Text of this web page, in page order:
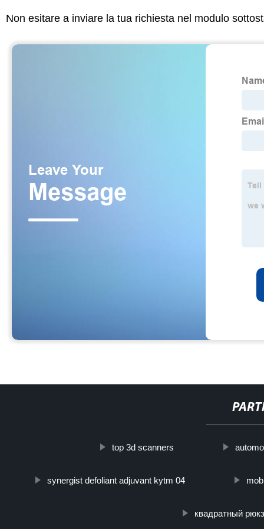
Non esitare a inviare la tua richiesta nel modulo
top 3d scanners
synergist defoliant adjuvant kytm 04
квадратный